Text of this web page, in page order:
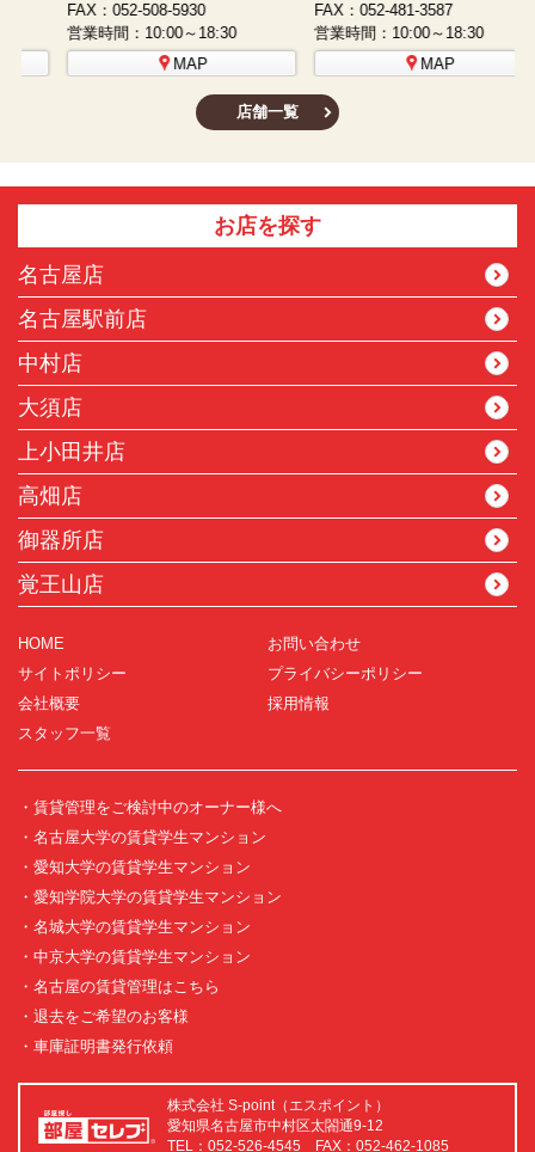
FAX：052-508-5930
営業時間：10:00～18:30
MAP
FAX：052-481-3587
営業時間：10:00～18:30
MAP
店舗一覧
お店を探す
名古屋店
名古屋駅前店
中村店
大須店
上小田井店
高畑店
御器所店
覚王山店
HOME
お問い合わせ
サイトポリシー
プライバシーポリシー
会社概要
採用情報
スタッフ一覧
・賃貸管理をご検討中のオーナー様へ
・名古屋大学の賃貸学生マンション
・愛知大学の賃貸学生マンション
・愛知学院大学の賃貸学生マンション
・名城大学の賃貸学生マンション
・中京大学の賃貸学生マンション
・名古屋の賃貸管理はこちら
・退去をご希望のお客様
・車庫証明書発行依頼
株式会社 S-point（エスポイント）
愛知県名古屋市中村区太閤通9-12
TEL：052-526-4545 FAX：052-462-1085